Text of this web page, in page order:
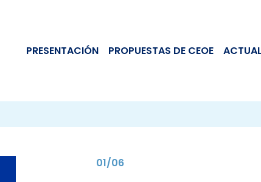
PRESENTACIÓN PROPUESTAS DE CEOE
01/06